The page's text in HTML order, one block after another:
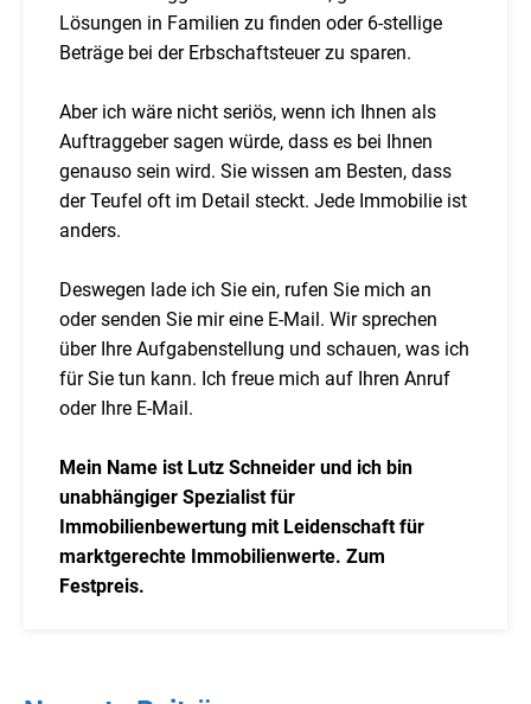
Lösungen in Familien zu finden oder 6-stellige
Beträge bei der Erbschaftsteuer zu sparen.
Aber ich wäre nicht seriös, wenn ich Ihnen als
Auftraggeber sagen würde, dass es bei Ihnen
genauso sein wird. Sie wissen am Besten, dass
der Teufel oft im Detail steckt. Jede Immobilie ist
anders.
Deswegen lade ich Sie ein, rufen Sie mich an
oder senden Sie mir eine E-Mail. Wir sprechen
über Ihre Aufgabenstellung und schauen, was ich
für Sie tun kann. Ich freue mich auf Ihren Anruf
oder Ihre E-Mail.
Mein Name ist Lutz Schneider und ich bin
unabhängiger Spezialist für
Immobilienbewertung mit Leidenschaft für
marktgerechte Immobilienwerte. Zum
Festpreis.